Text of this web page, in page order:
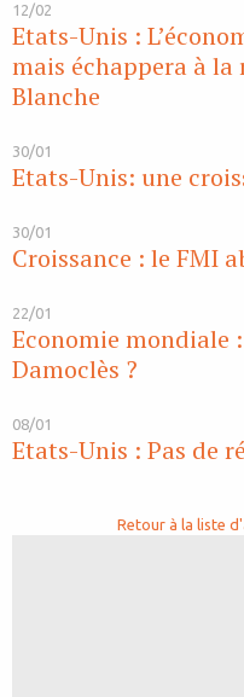
12/02
Etats-Unis :
mais échappera à la
Blanche
30/01
Etats-Unis: une
30/01
Croissance : le FMI
22/01
Economie mondiale
Damoclès ?
08/01
Etats-Unis : Pas de
Retour à la liste